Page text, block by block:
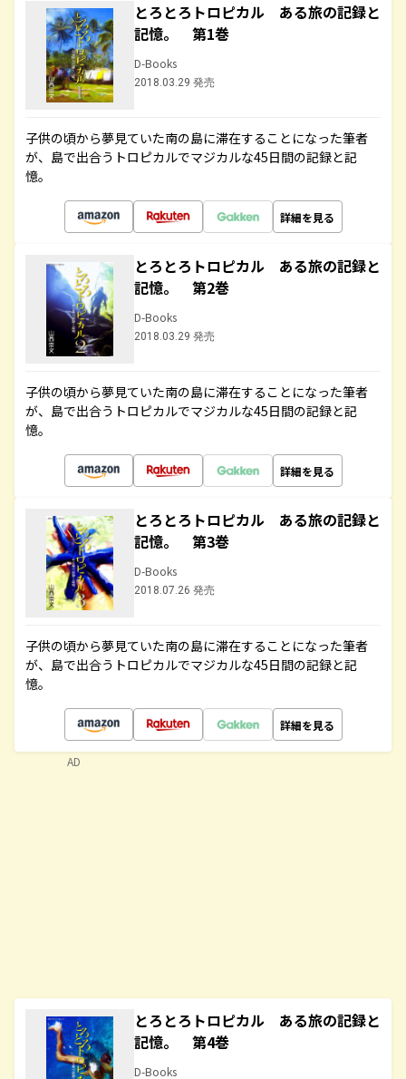
とろとろトロピカル ある旅の記録と
記憶。 第1巻
D-Books
2018.03.29 発売
子供の頃から夢見ていた南の島に滞在することになった筆者
が、島で出合うトロピカルでマジカルな45日間の記録と記
憶。
詳細を見る
とろとろトロピカル ある旅の記録と
記憶。 第2巻
D-Books
2018.03.29 発売
子供の頃から夢見ていた南の島に滞在することになった筆者
が、島で出合うトロピカルでマジカルな45日間の記録と記
憶。
詳細を見る
とろとろトロピカル ある旅の記録と
記憶。 第3巻
D-Books
2018.07.26 発売
子供の頃から夢見ていた南の島に滞在することになった筆者
が、島で出合うトロピカルでマジカルな45日間の記録と記
憶。
詳細を見る
とろとろトロピカル ある旅の記録と
記憶。 第4巻
D-Books
AD